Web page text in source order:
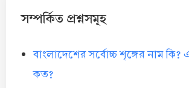
সম্পর্কিত প্রশ্নসমূহ
বাংলাদেশের সর্বোচ্চ শৃঙ্গের নাম কি?
কত?